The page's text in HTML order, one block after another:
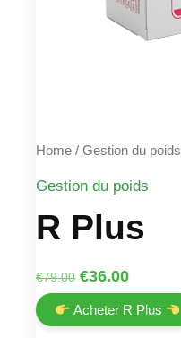
Home / Gestion du poids
Gestion du poids
R Plus
€79.00 Original
price
was:
€36.00Current
price
is:
Acheter R Plus